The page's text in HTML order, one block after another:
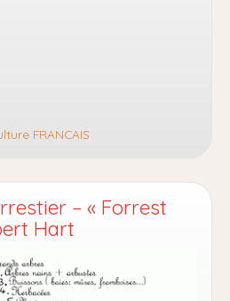
FRANCAIS
– « Forrest
Hart